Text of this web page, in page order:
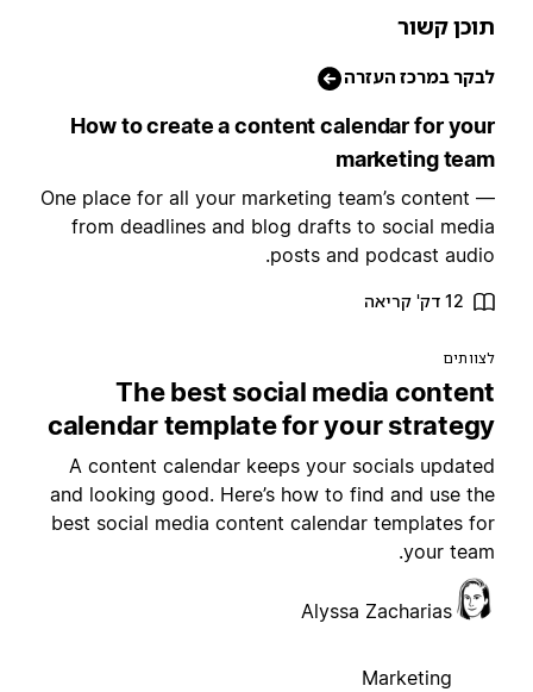
קשור
במרכז העזרה
How to create a content calendar for
marketing
One place for all your marketing team’s content
from deadlines and blog drafts to social
posts and podcast
12 דק' קריאה
The best social media
calendar template for your
A content calendar keeps your socials
and looking good. Here’s how to find and use
best social media content calendar templates
your
Alyssa Zacharias
Marketing